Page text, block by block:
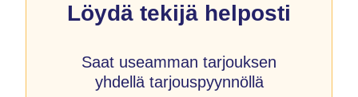
Löydä tekijä helposti
Saat useamman tarjouksen
yhdellä tarjouspyynnöllä